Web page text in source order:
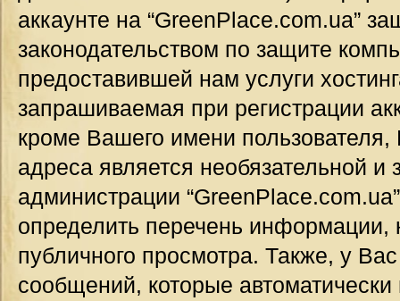
аккаунте на “GreenPlace.com.ua”
законодательством по защите
предоставившей нам услуги
запрашиваемая при регистрации
кроме Вашего имени
адреса является необязательной
администрации
определить перечень информации,
публичного просмотра. Также, у
сообщений, которые